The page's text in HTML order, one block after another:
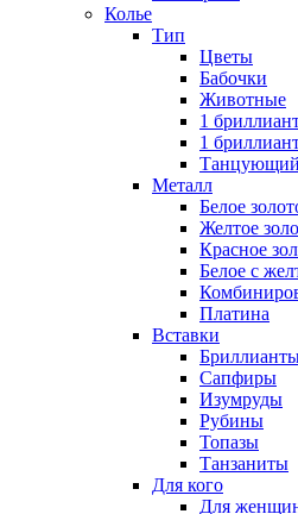
Колье
Тип
Цветы
Бабочки
Животные
1
1
Металл
Белое
Желтое
Красное
Белое с
Платина
Вставки
Сапфиры
Изумруды
Рубины
Топазы
Танзаниты
Для кого
Для